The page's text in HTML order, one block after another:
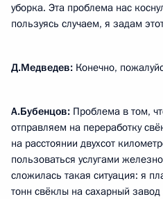
уборка. Эта проблема нас
пользуясь случаем, я задам
Д.Медведев: Конечно,
А.Бубенцов: Проблема в том,
отправляем на переработку
на расстоянии двухсот
пользоваться услугами
сложилась такая ситуация: я
тонн свёклы на сахарный